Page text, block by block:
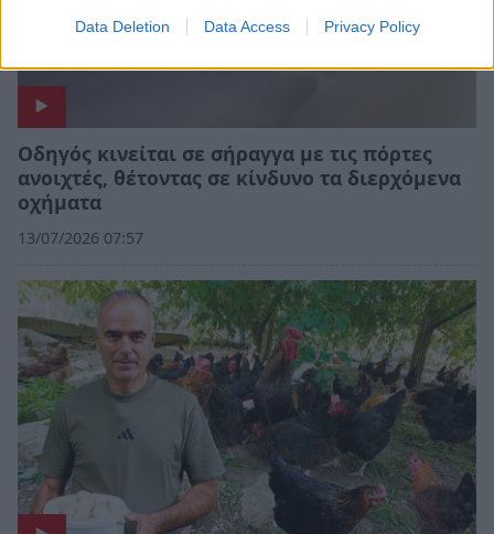
Data Deletion Data Access Privacy Policy
Οδηγός κινείται σε σήραγγα με τις πόρτες
ανοιχτές, θέτοντας σε κίνδυνο τα διερχόμενα
οχήματα
13/07/2026 07:57